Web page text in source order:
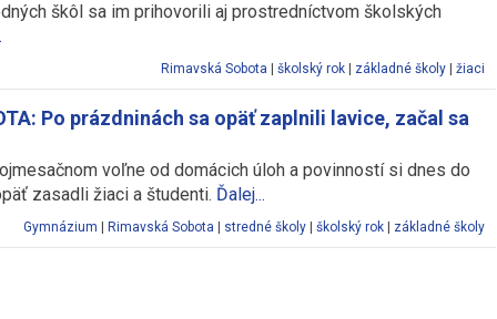
škôl sa im prihovorili aj prostredníctvom školských
Rimavská Sobota |školský rok základné školy |žiaci
Po prázdninách sa opäť zaplnili lavice, začal sa
voľne od domácich úloh a povinností si dnes do
zasadli žiaci a študenti. Ďalej...
Gymnázium Rimavská Sobota stredné školy |školský rok základné školy